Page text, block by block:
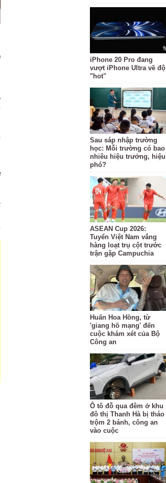
iPhone 20 Pro đang
vượt iPhone Ultra về độ
"hot"
Sau sáp nhập trường
học: Mỗi trường có bao
nhiêu hiệu trưởng, hiệu
phó?
ASEAN Cup 2026:
Tuyển Việt Nam vắng
hàng loạt trụ cột trước
trận gặp Campuchia
Huấn Hoa Hồng, từ
'giang hồ mạng' đến
cuộc khám xét của Bộ
Công an
Ô tô đỗ qua đêm ở khu
đô thị Thanh Hà bị tháo
trộm 2 bánh, công an
vào cuộc